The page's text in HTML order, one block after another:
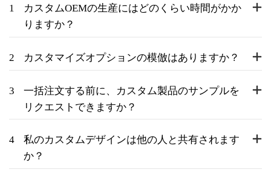
1
カスタムOEMの生産にはどのくらい時間がかか
りますか？
2 カスタマイズオプションの模倣はありますか？
3
一括注文する前に、カスタム製品のサンプルを
リクエストできますか？
4
私のカスタムデザインは他の人と共有されます
か？